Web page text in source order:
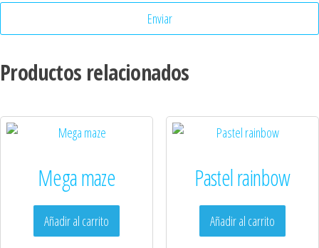
Productos relacionados
Mega maze
Añadir al carrito
Pastel rainbow
Añadir al carrito